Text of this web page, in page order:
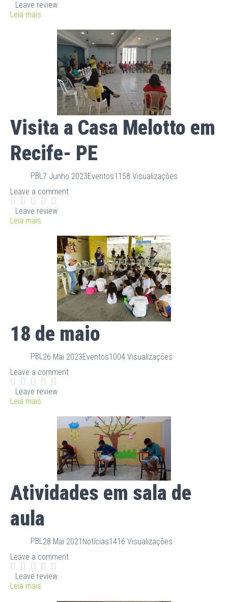
Leave review
Leia mais
Visita a Casa Melotto em
Recife- PE
PBL7 Junho 2023Eventos1158 Visualizações
Leave a comment
Leave review
Leia mais
18 de maio
PBL26 Mai 2023Eventos1004 Visualizações
Leave a comment
Leave review
Leia mais
Atividades em sala de
aula
PBL28 Mai 2021 Notícias1416 Visualizações
Leave a comment
Leave review
Leia mais